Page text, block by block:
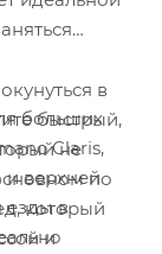
больших
Claris,
верхней
езды в
в
быстрый,
не
по
который
и